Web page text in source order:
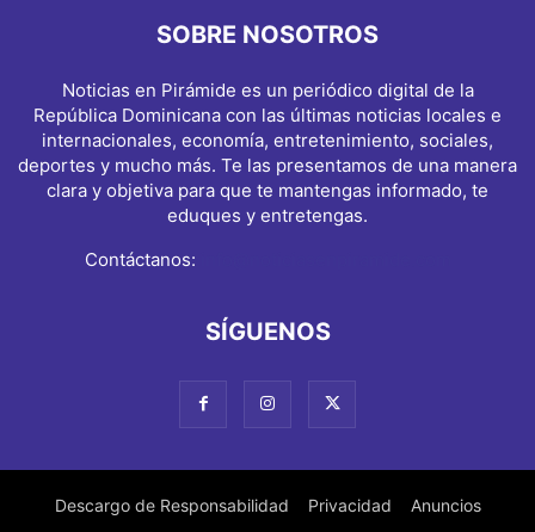
SOBRE NOSOTROS
Noticias en Pirámide es un periódico digital de la
República Dominicana con las últimas noticias locales e
internacionales, economía, entretenimiento, sociales,
deportes y mucho más. Te las presentamos de una manera
clara y objetiva para que te mantengas informado, te
eduques y entretengas.
Contáctanos:
SÍGUENOS
Descargo de Responsabilidad Privacidad Anuncios